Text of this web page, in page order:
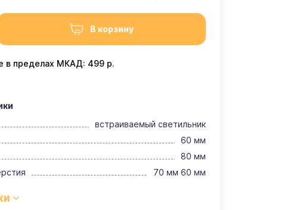
В корзину
в пределах МКАД: 499 р.
встраиваемый светильник
60 мм
80 мм
70 мм 60 мм